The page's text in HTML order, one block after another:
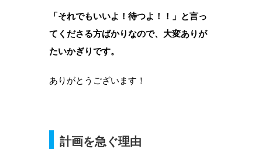
「それでもいいよ！待つよ！！」と言っ
てくださる方ばかりなので、大変ありが
たいかぎりです。
ありがとうございます！
計画を急ぐ理由